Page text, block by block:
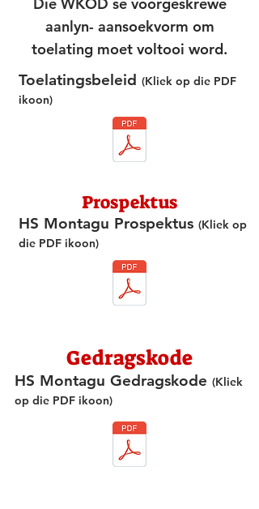
aanlyn- aansoekvorm om
toelating moet voltooi word.
Toelatingsbeleid (Kliek op die PDF
ikoon)
Prospektus
HS Montagu Prospektus (Kliek op
die PDF ikoon)
Gedragskode
HS Montagu Gedragskode (Kliek
op die PDF ikoon)